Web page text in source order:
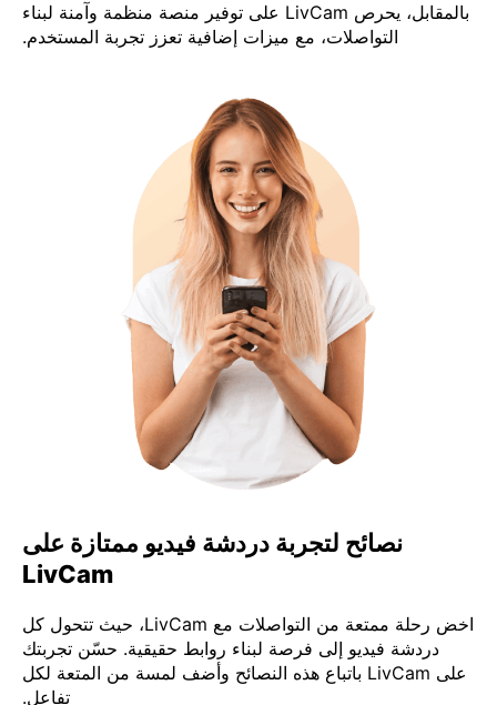
بالمقابل، يحرص LivCam على توفير منصة منظمة وآمنة لبناء
التواصلات، مع ميزات إضافية تعزز تجربة المستخدم.
نصائح لتجربة دردشة فيديو ممتازة على
LivCam
اخض رحلة ممتعة من التواصلات مع LivCam، حيث تتحول كل
دردشة فيديو إلى فرصة لبناء روابط حقيقية. حسّن تجربتك
على LivCam باتباع هذه النصائح وأضف لمسة من المتعة لكل
تفاعل.